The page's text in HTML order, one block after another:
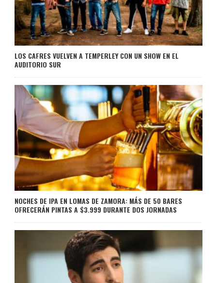
LOS CAFRES VUELVEN A TEMPERLEY CON UN SHOW EN EL
AUDITORIO SUR
NOCHES DE IPA EN LOMAS DE ZAMORA: MÁS DE 50 BARES
OFRECERÁN PINTAS A $3.999 DURANTE DOS JORNADAS